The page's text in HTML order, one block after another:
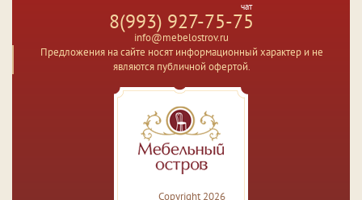
чат
8(993) 927-75-75
info@mebelostrov.ru
Предложения на сайте носят информационный характер и не
являются публичной офертой.
Copyright 2026